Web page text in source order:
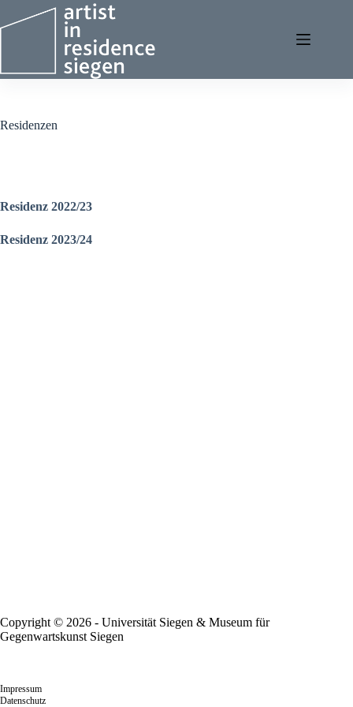
Inhalt
Residenzen
Residenz 2022/23
Residenz 2023/24
Copyright © 2026 - Universität Siegen & Museum für
Gegenwartskunst Siegen
Impressum
Datenschutz